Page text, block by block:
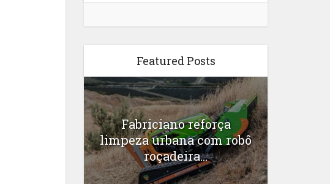
Featured Posts
Fabriciano reforça
limpeza urbana com robô
roçadeira...